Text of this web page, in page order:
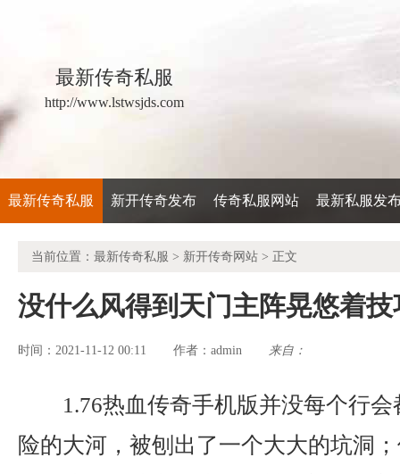
最新传奇私服
http://www.lstwsjds.com
最新传奇私服 新开传奇发布 传奇私服网站 最新私服发
当前位置： 最新传奇私服 > 新开传奇网站 > 正文
没什么风得到天门主阵晃悠着技
时间：2021-11-12 00:11 作者： admin 来自：
1.76热血传奇手机版并没每个行
险的大河，被刨出了一个大大的坑洞